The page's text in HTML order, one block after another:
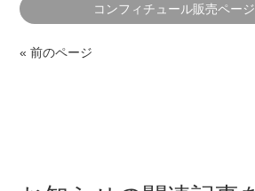
コンフィチュール販売ペー
« 前のページ